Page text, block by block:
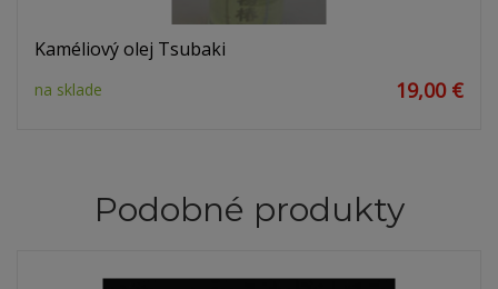
Kaméliový olej Tsubaki
na sklade 19,00 €
Podobné produkty